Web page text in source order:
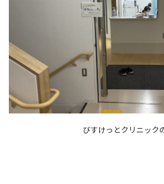
びすけっとクリニック